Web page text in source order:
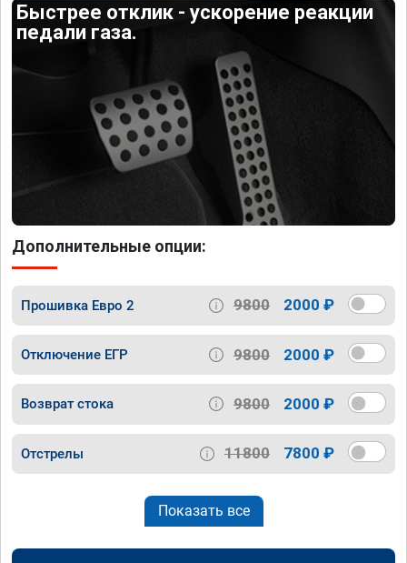
Быстрее отклик - ускорение реакции
педали газа.
Дополнительные опции:
Прошивка Евро 2 9800 2000 ₽
Отключение ЕГР 9800 2000 ₽
Возврат стока 9800 2000 ₽
Отстрелы 11800 7800 ₽
Показать все